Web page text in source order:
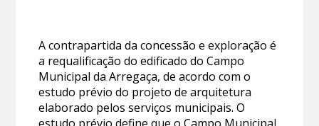
A contrapartida da concessão e exploração é
a requalificação do edificado do Campo
Municipal da Arregaça, de acordo com o
estudo prévio do projeto de arquitetura
elaborado pelos serviços municipais. O